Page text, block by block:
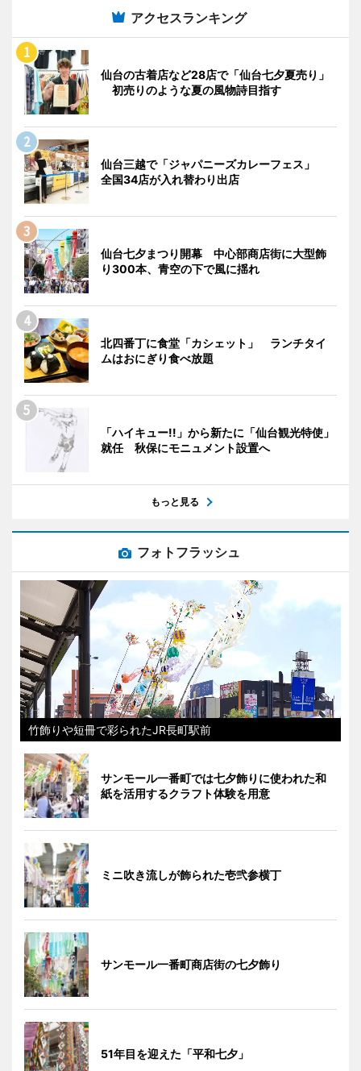
アクセスランキング
仙台の古着店など28店で「仙台七夕夏売り」
初売りのような夏の風物詩目指す
仙台三越で「ジャパニーズカレーフェス」
全国34店が入れ替わり出店
仙台七夕まつり開幕 中心部商店街に大型飾
り300本、青空の下で風に揺れ
北四番丁に食堂「カシェット」 ランチタイ
ムはおにぎり食べ放題
「ハイキュー!!」から新たに「仙台観光特使」
就任 秋保にモニュメント設置へ
もっと見る
フォトフラッシュ
竹飾りや短冊で彩られたJR長町駅前
サンモール一番町では七夕飾りに使われた和
紙を活用するクラフト体験を用意
ミニ吹き流しが飾られた壱弐参横丁
サンモール一番町商店街の七夕飾り
51年目を迎えた「平和七夕」